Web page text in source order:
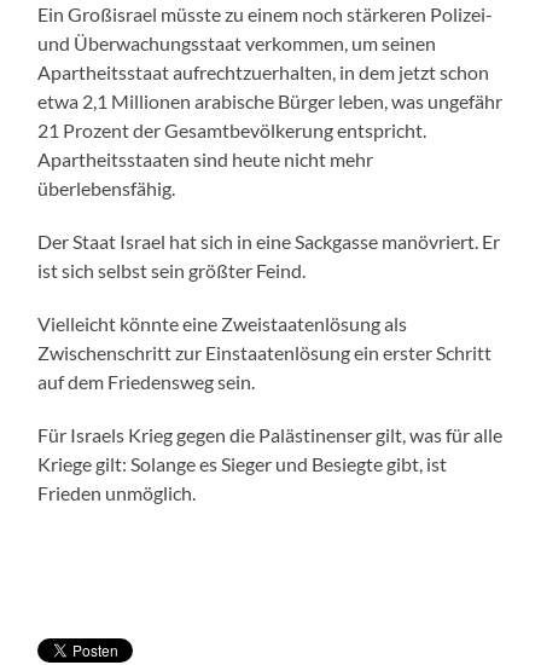
Ein Großisrael müsste zu einem noch stärkeren Polizei-
und Überwachungsstaat verkommen, um seinen
Apartheitsstaat aufrechtzuerhalten, in dem jetzt schon
etwa 2,1 Millionen arabische Bürger leben, was ungefähr
21 Prozent der Gesamtbevölkerung entspricht.
Apartheitsstaaten sind heute nicht mehr
überlebensfähig.
Der Staat Israel hat sich in eine Sackgasse manövriert. Er
ist sich selbst sein größter Feind.
Vielleicht könnte eine Zweistaatenlösung als
Zwischenschritt zur Einstaatenlösung ein erster Schritt
auf dem Friedensweg sein.
Für Israels Krieg gegen die Palästinenser gilt, was für alle
Kriege gilt: Solange es Sieger und Besiegte gibt, ist
Frieden unmöglich.